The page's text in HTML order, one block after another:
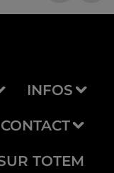
INFOS
CONTACT
TOTEM